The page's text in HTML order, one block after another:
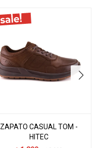
ZAPATO CASUAL TOM -
HITEC